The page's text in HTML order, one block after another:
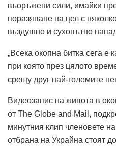
въоръжени сили, имайки
поразяване на цел с
въздушно и сухопътно
„Всека окопна битка сега е
при която през цялото
срещу друг най-големите
Видеозапис на живота в
от The Globe and Mail,
минутния клип членовете
отбрана на Украйна стоят